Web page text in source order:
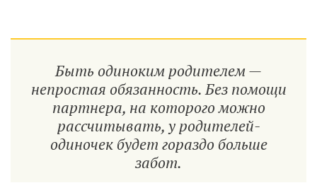
Быть одиноким родителем —
непростая обязанность. Без помощи
партнера, на которого можно
рассчитывать, у родителей-
одиночек будет гораздо больше
забот.